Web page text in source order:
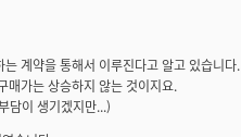
계약을 통해서 이루진다고 알고 있습니다.
매가는 상승하지 않는 것이지요.
담이 생기겠지만...)